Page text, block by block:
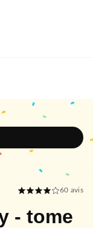
60 avis
- tome